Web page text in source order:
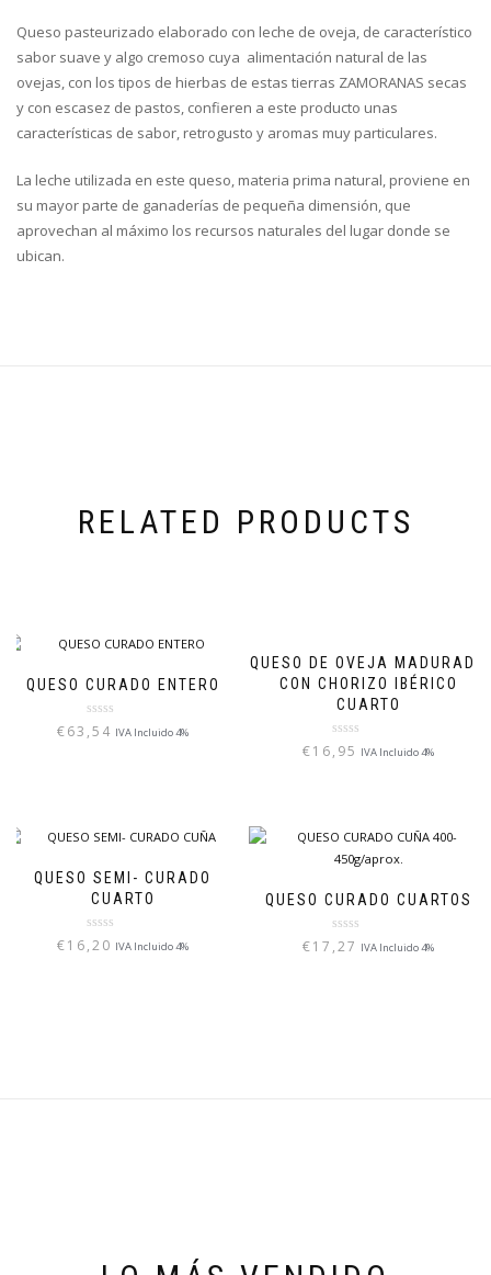
Queso pasteurizado elaborado con leche de oveja, de característico
sabor suave y algo cremoso cuya alimentación natural de las
ovejas, con los tipos de hierbas de estas tierras ZAMORANAS secas
y con escasez de pastos, confieren a este producto unas
características de sabor, retrogusto y aromas muy particulares.
La leche utilizada en este queso, materia prima natural, proviene en
su mayor parte de ganaderías de pequeña dimensión, que
aprovechan al máximo los recursos naturales del lugar donde se
ubican.
RELATED PRODUCTS
QUESO CURADO ENTERO
Rated
0
€63,54 IVA Incluido 4%
QUESO DE OVEJA MADURADO
CON CHORIZO IBÉRICO
CUARTO
Rated
0
€16,95 IVA Incluido 4%
QUESO SEMI- CURADO
CUARTO
Rated
0
€16,20 IVA Incluido 4%
QUESO CURADO CUARTOS
Rated
0
€17,27 IVA Incluido 4%